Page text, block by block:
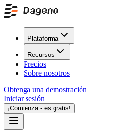
Plataforma
Recursos
Precios
Sobre nosotros
Obtenga una demostración
Iniciar sesión
¡Comienza - es gratis!